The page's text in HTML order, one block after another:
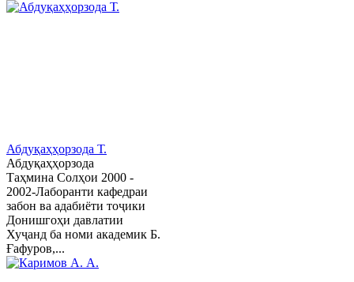
Абдуқаҳҳорзода Т.
Абдуқаҳҳорзода
Таҳмина Солҳои 2000 -
2002-Лаборанти кафедраи
забон ва адабиёти тоҷики
Донишгоҳи давлатии
Хуҷанд ба номи академик Б.
Ғафуров,...